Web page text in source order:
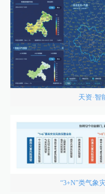
天资·智
“3+N”类气象